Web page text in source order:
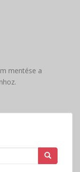
mentése a